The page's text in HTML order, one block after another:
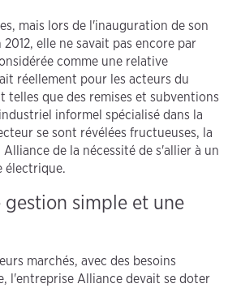
mais lors de l'inauguration de son
elle ne savait pas encore par
comme une relative
réellement pour les acteurs du
que des remises et subventions
informel spécialisé dans la
se sont révélées fructueuses, la
de la nécessité de s'allier à un
électrique.
gestion simple et une
marchés, avec des besoins
l'entreprise Alliance devait se doter